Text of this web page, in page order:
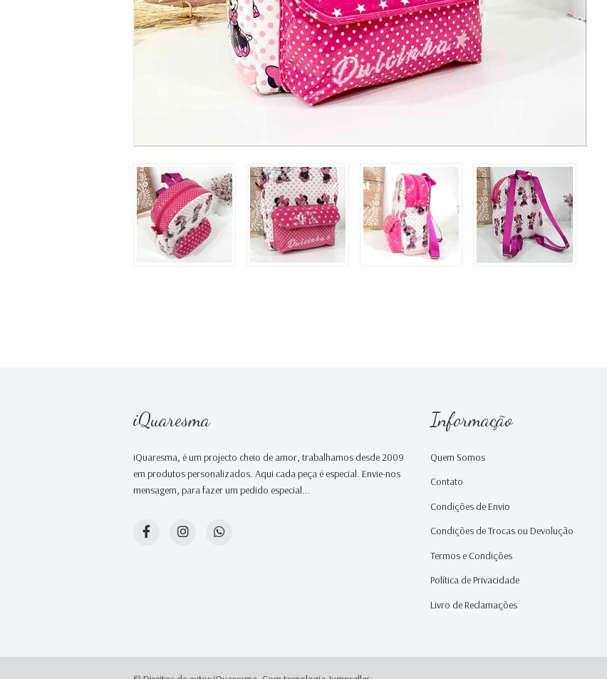
iQuaresma
iQuaresma, é um projecto cheio de amor, trabalhamos desde 2009
em produtos personalizados. Aqui cada peça é especial. Envie-nos
mensagem, para fazer um pedido especial...
Informação
Quem Somos
Contato
Condições de Envio
Condições de Trocas ou Devolução
Termos e Condições
Política de Privacidade
Livro de Reclamações